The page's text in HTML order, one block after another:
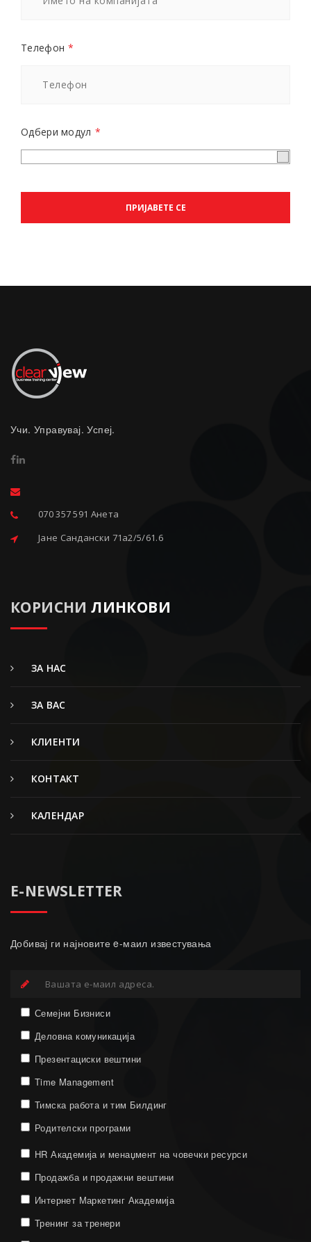
Телефон *
Одбери модул *
Учи. Управувај. Успеј.
070 357 591 Анета
Јане Сандански 71a2/5/61.6
КОРИСНИ ЛИНКОВИ
ЗА НАС
ЗА ВАС
КЛИЕНТИ
КОНТАКТ
КАЛЕНДАР
E-NEWSLETTER
Добивај ги најновите e-маил известувања
Семејни Бизниси
Деловна комуникација
Презентациски вештини
Time Management
Тимска работа и тим Билдинг
Родителски програми
HR Академија и менаџмент на човечки ресурси
Продажба и продажни вештини
Интернет Маркетинг Академија
Тренинг за тренери